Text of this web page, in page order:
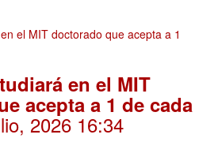
en el MIT
acepta a 1 de cada
2026 16:34